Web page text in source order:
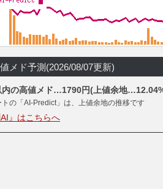
メド予測(2026/08/07更新)
内の高値メド…1790円(上値余地
の「AI-Predict」は、上値余地の推移です
AI』はこちらへ